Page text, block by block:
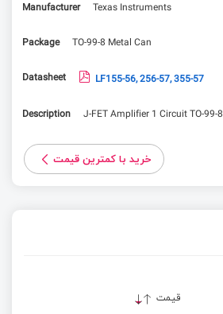
Manufacturer
Texas Instruments
Package TO-99-8 Metal Can
Datasheet LF155-56, 256-57, 355-57
Description J-FET Amplifier 1 Circuit TO-99-8
خرید با کمترین قیمت
قیمت